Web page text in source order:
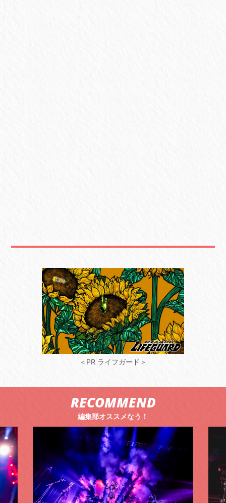
＜PR ライフガード＞
RECOMMEND
編集部オススメなう！